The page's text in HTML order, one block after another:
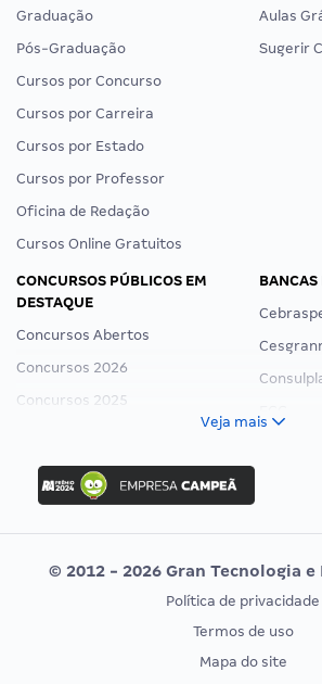
Graduação
Pós-Graduação
Cursos por Concurso
Cursos por Carreira
Cursos por Estado
Cursos por Professor
Oficina de Redação
Cursos Online Gratuitos
Aulas
Sugerir
CONCURSOS PÚBLICOS EM
DESTAQUE
Concursos Abertos
Concursos 2026
Concursos 2025
Concurso Ibama
Concurso MPU
Editais publicados
BANCAS
Vunesp
CONCURSOS POR PROFISSÃO
EXAME
Veja mais
© 2012 - 2026 Gran Tecnologia e
Política de privacidade
Termos de uso
Mapa do site